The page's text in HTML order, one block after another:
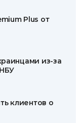
Plus от
из-за
клиентов о